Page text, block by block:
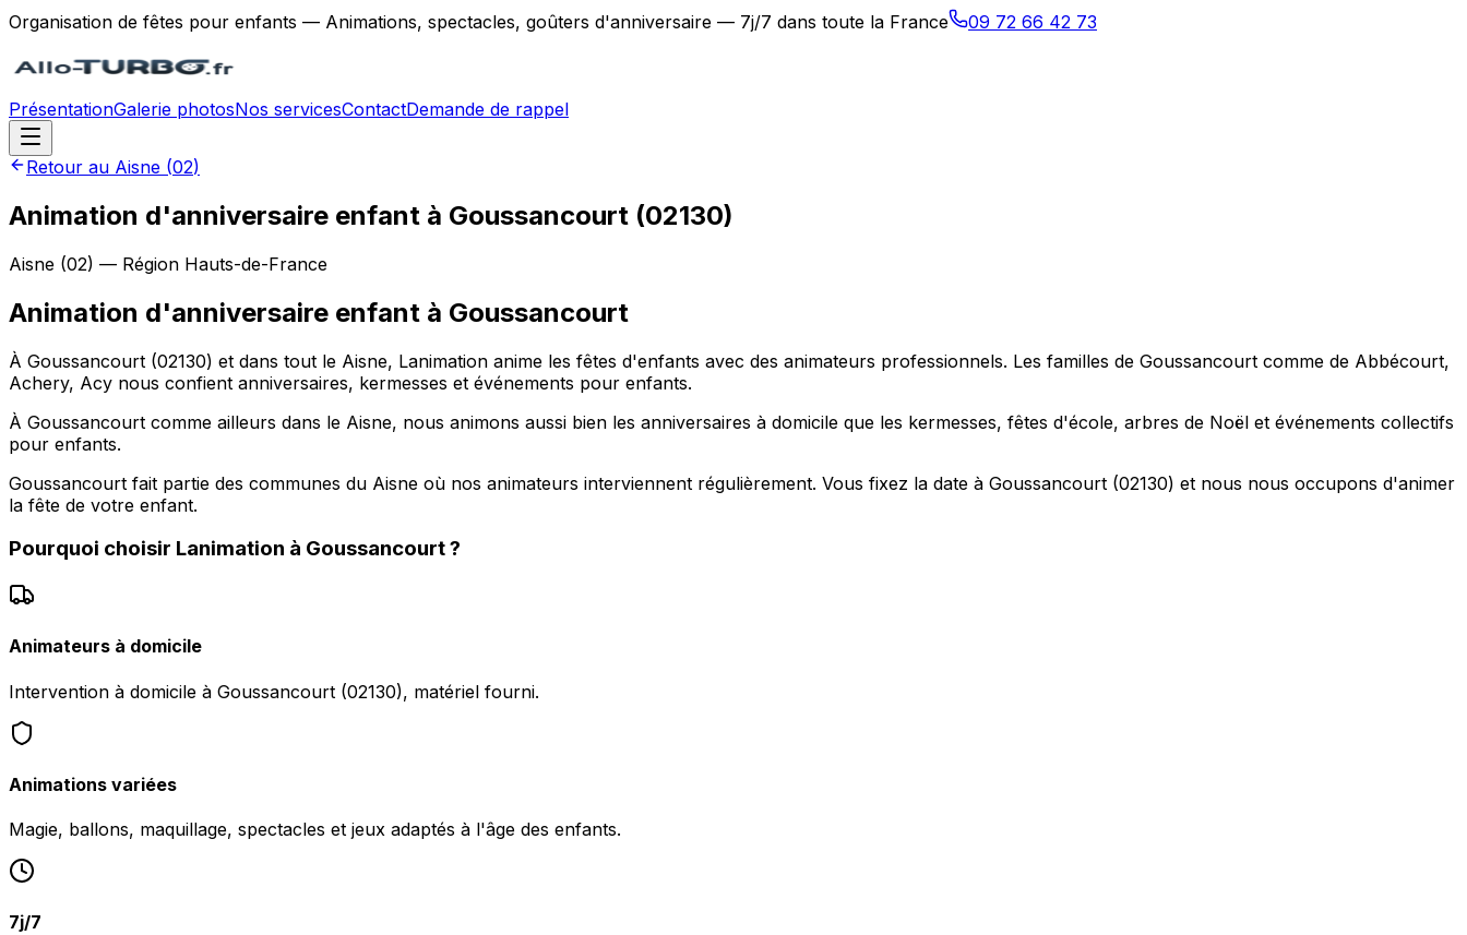
Organisation de fêtes pour enfants — Animations, spectacles, goûters d'anniversaire — 7j/7 dans toute la France 09 72 66 42 73
PrésentationGalerie photosNos servicesContactDemande de rappel
Retour au Aisne (02)
Animation d'anniversaire enfant à Goussancourt (02130)
Aisne (02) — Région Hauts-de-France
Animation d'anniversaire enfant à Goussancourt
À Goussancourt (02130) et dans tout le Aisne, Lanimation anime les fêtes d'enfants avec des animateurs professionnels. Les familles de Goussancourt comme de Abbécourt,
Achery, Acy nous confient anniversaires, kermesses et événements pour enfants.
À Goussancourt comme ailleurs dans le Aisne, nous animons aussi bien les anniversaires à domicile que les kermesses, fêtes d'école, arbres de Noël et événements collectifs
pour enfants.
Goussancourt fait partie des communes du Aisne où nos animateurs interviennent régulièrement. Vous fixez la date à Goussancourt (02130) et nous nous occupons d'animer
la fête de votre enfant.
Pourquoi choisir Lanimation à Goussancourt?
Animateurs à domicile
Intervention à domicile à Goussancourt (02130), matériel fourni.
Animations variées
Magie, ballons, maquillage, spectacles et jeux adaptés à l'âge des enfants.
7j/7